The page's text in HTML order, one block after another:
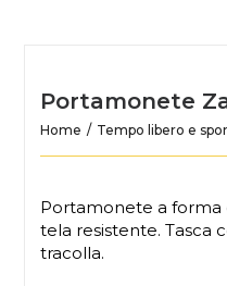
Portamonete
Home Tempo libero e
Portamonete a forma
tela resistente. Tasca
tracolla.